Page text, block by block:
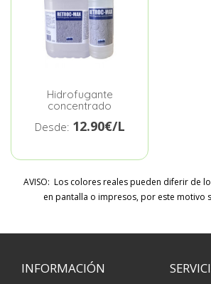
Hidrofugante
concentrado
Desde: 12.90€/L
AVISO: Los colores reales pueden diferir de
en pantalla o impresos, por este motivo
INFORMACIÓN